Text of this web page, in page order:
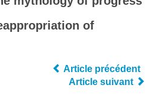
of
Article précédent
Article suivant